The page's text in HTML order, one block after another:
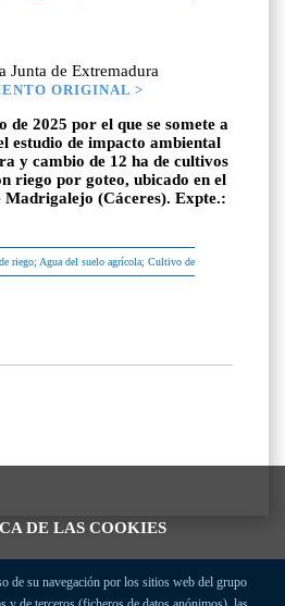
DE LAS COOKIES
de su navegación por los sitios web del grupo
Junta de Extremadura
ORIGINAL >
de 2025 por el que se somete a
estudio de impacto ambiental
y cambio de 12 ha de cultivos
riego por goteo, ubicado en el
(Cáceres). Expte.:
riego; Agua del suelo agrícola; Cultivo de